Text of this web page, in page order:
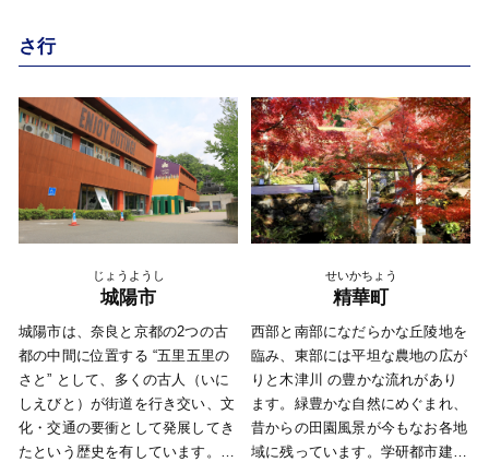
の中核地として夢と希望にあふれ
たまちづくりを進めてまいります
ける皆様からのご支援をお待ちし
ています。
さ行
じょうようし
城陽市
城陽市は、奈良と京都の2つの古
都の中間に位置する “五里五里の
さと” として、多くの古人（いに
しえびと）が街道を行き交い、文
化・交通の要衝として発展してき
たという歴史を有しています。
せいかちょう
精華町
西部と南部になだらかな丘陵地を
臨み、東部には平坦な農地の広が
りと木津川 の豊かな流れがあり
ます。緑豊かな自然にめぐまれ、
昔からの田園風景が今もなお各地
域に残っています。学研都市建設